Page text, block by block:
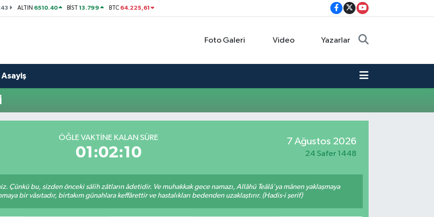
ALTIN 6510.40 BİST13.799 BTC 64.225,61
Foto Galeri Video Yazarlar
Asayiş
ÖĞLE VAKTINE KALAN SÜRE
01:02:09
7 Ağustos 2026
24 Safer 1448
Çünkü bu, sizden önceki sâlih zâtların âdetidir. Ve muhakkak gece namazı, Allâhü Teâlâ'ya mânen yaklaşmaya
bir vâsıtadır, birtakım günahlara keffârettir ve hastalıkları bedenden uzaklaştırır. (Hadis-i şerif)